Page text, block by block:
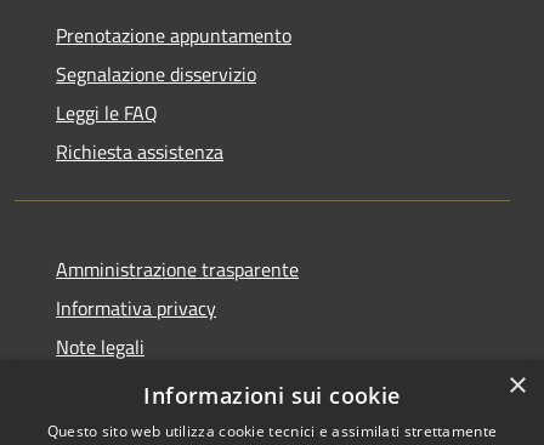
Prenotazione appuntamento
Segnalazione disservizio
Leggi le FAQ
Richiesta assistenza
Amministrazione trasparente
Informativa privacy
Note legali
Dichiarazione di accessibilità
×
Informazioni sui cookie
Questo sito web utilizza cookie tecnici e assimilati strettamente